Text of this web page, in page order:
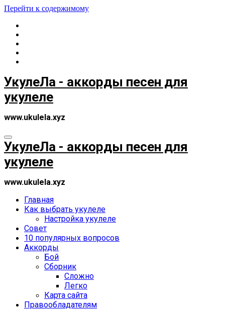
Перейти к содержимому
УкулеЛа - аккорды песен для
укулеле
www.ukulela.xyz
УкулеЛа - аккорды песен для
укулеле
www.ukulela.xyz
Главная
Как выбрать укулеле
Настройка укулеле
Совет
10 популярных вопросов
Аккорды
Бой
Сборник
Сложно
Легко
Карта сайта
Правообладателям